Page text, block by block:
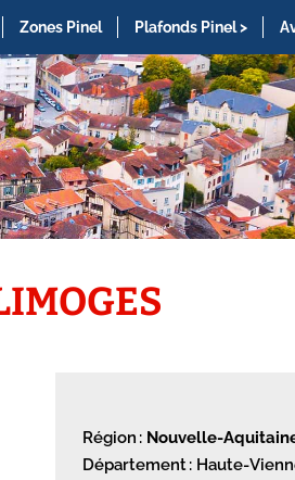
Zones Pinel Plafonds Pinel >
Région : Nouvelle-
Département : Haute-